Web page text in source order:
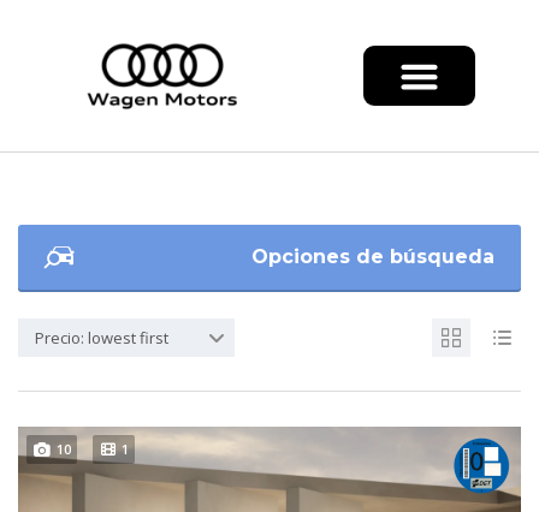
Opciones de búsqueda
Precio: lowest first
10 1